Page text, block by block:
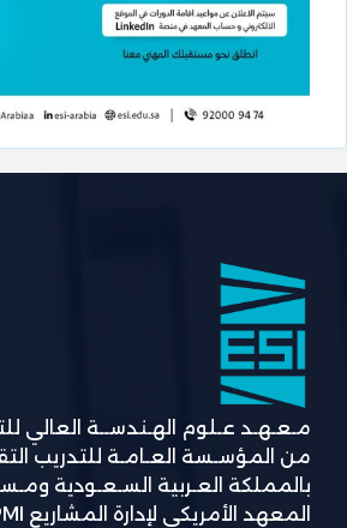
مـعـهـد عـلوم الهـندســة العالي
من المؤسـسة العـامـة للتدريب
بالمملكة العـربية السـعـودية